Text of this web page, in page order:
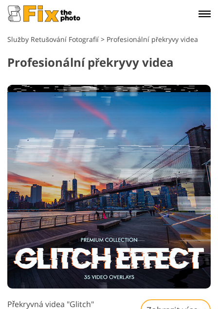
Služby Retušování Fotografií > Profesionální překryvy videa
Profesionální překryvy videa
Překryvná videa "Glitch"